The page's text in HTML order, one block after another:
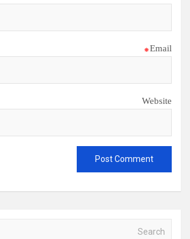
Email
*
Website